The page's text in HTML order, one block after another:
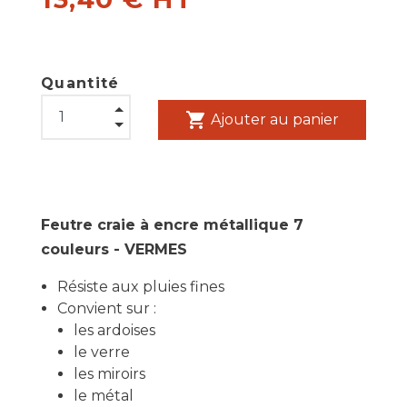
Quantité
shopping_cart Ajouter au panier
Feutre craie à encre métallique 7
couleurs - VERMES
Résiste aux pluies fines
Convient sur :
les ardoises
le verre
les miroirs
le métal